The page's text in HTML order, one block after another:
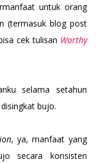
untuk orang
(termasuk blog post
cek tulisan Worthy
selama setahun
bujo.
, ya, manfaat yang
secara konsisten